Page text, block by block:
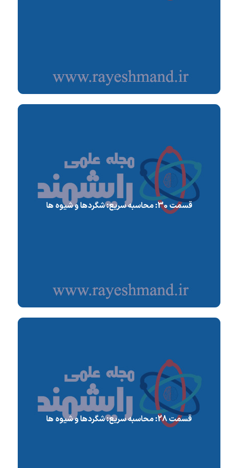
قسمت 30: محاسبه سریع: شگردها و شیوه ها
قسمت 28: محاسبه سریع: شگردها و شیوه ها